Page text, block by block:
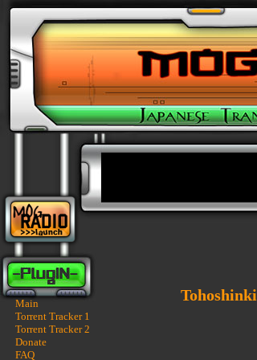
Main
Torrent Tracker 1
Torrent Tracker 2
Donate
FAQ
Tohoshinki